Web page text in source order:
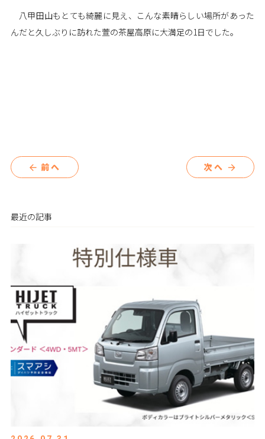
八甲田山もとても綺麗に見え、こんな素晴らしい場所があった
んだと久しぶりに訪れた萱の茶屋高原に大満足の1日でした。
arrow_back 前へ 次へ arrow_forward
最近の記事